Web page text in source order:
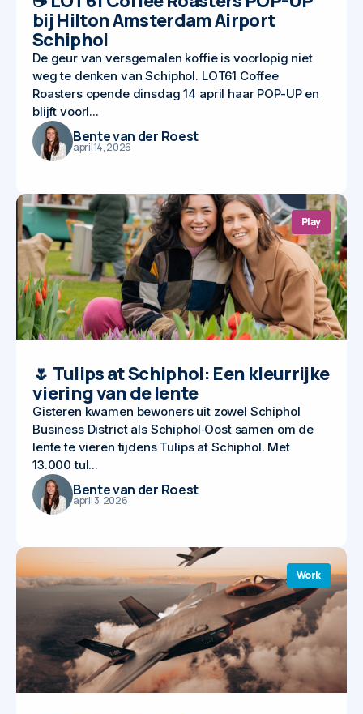
bij Hilton Amsterdam Airport
Schiphol
De geur van versgemalen koffie is voorlopig niet
weg te denken van Schiphol. LOT61 Coffee
Roasters opende dinsdag 14 april haar POP-UP en
blijft voorl...
Bente van der Roest
april 14, 2026
🌷 Tulips at Schiphol: Een kleurrijke
viering van de lente
Gisteren kwamen bewoners uit zowel Schiphol
Business District als Schiphol‑Oost samen om de
lente te vieren tijdens Tulips at Schiphol. Met
13.000 tul...
Play
Bente van der Roest
april 3, 2026
Work